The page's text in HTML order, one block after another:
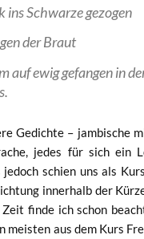
ins Schwar­ze gezogen
der Braut
auf ewig gefan­gen in
Gedich­te – jam­bi­sche
jedes für sich ein
schien uns als
inner­halb der
fin­de ich schon
meis­ten aus dem Kurs